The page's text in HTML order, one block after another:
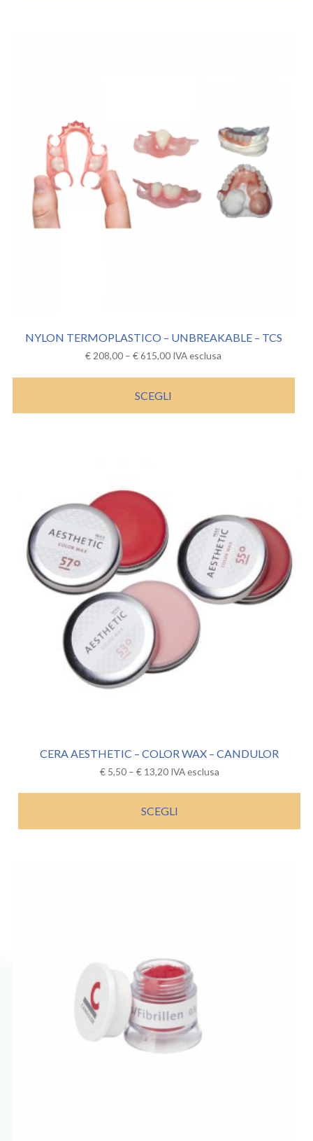
NYLON TERMOPLASTICO – UNBREAKABLE – TCS
€ 208,00 –€615,00 IVA esclusa
SCEGLI
CERA AESTHETIC – COLOR WAX – CANDULOR
€5,50– €13,20 IVA esclusa
SCEGLI